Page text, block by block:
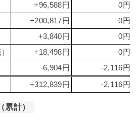
+96,588円
0円
+200,817円
0円
+3,840円
0円
+18,498円
0円
-6,904円 -2,116円
+312,839円 -2,116円
累計）